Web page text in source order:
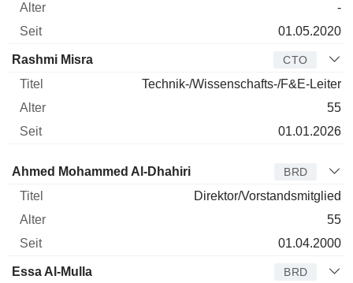
-
01.05.2020
Rashmi Misra CTO
Technik-/Wissenschafts-/F&E-Leiter
55
01.01.2026
Verwaltungsratsmitglied Titel Alter
Ahmed Mohammed Al-Dhahiri BRD
Direktor/Vorstandsmitglied
55
01.04.2000
Essa Al-Mulla BRD